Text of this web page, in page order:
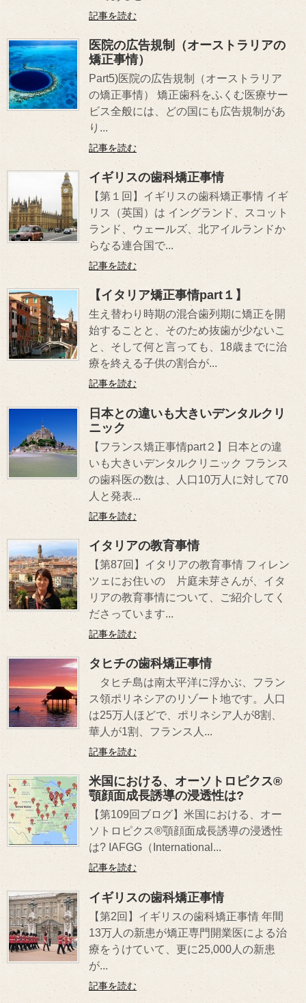
記事を読む
医院の広告規制（オーストラリアの
矯正事情）
Part5)医院の広告規制（オーストラリア
の矯正事情） 矯正歯科をふくむ医療サー
ビス全般には、どの国にも広告規制があ
り...
記事を読む
イギリスの歯科矯正事情
【第１回】イギリスの歯科矯正事情 イギ
リス（英国）は イングランド、スコット
ランド、ウェールズ、北アイルランドか
らなる連合国で...
記事を読む
【イタリア矯正事情part１】
生え替わり時期の混合歯列期に矯正を開
始することと、そのため抜歯が少ないこ
と、そして何と言っても、18歳までに治
療を終える子供の割合が...
記事を読む
日本との違いも大きいデンタルクリ
ニック
【フランス矯正事情part２】日本との違
いも大きいデンタルクリニック フランス
の歯科医の数は、人口10万人に対して70
人と発表...
記事を読む
イタリアの教育事情
【第87回】イタリアの教育事情 フィレン
ツェにお住いの 片庭未芽さんが、イタ
リアの教育事情について、ご紹介してく
ださっています...
記事を読む
タヒチの歯科矯正事情
タヒチ島は南太平洋に浮かぶ、フラン
ス領ポリネシアのリゾート地です。人口
は25万人ほどで、ポリネシア人が8割、
華人が1割、フランス人...
記事を読む
米国における、オーソトロピクス®
顎顔面成長誘導の浸透性は?
【第109回ブログ】米国における、オー
ソトロピクス®顎顔面成長誘導の浸透性
は? IAFGG（International...
記事を読む
イギリスの歯科矯正事情
【第2回】イギリスの歯科矯正事情 年間
13万人の新患が矯正専門開業医による治
療をうけていて、更に25,000人の新患
が...
記事を読む